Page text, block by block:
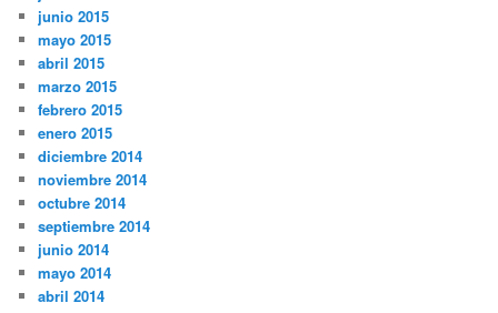
junio 2015
mayo 2015
abril 2015
marzo 2015
febrero 2015
enero 2015
diciembre 2014
noviembre 2014
octubre 2014
septiembre 2014
junio 2014
mayo 2014
abril 2014